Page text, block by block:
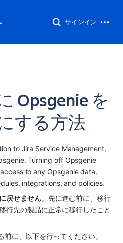
サインイン
Opsgenie を
する方法
to Jira Service Management,
Turning off Opsgenie
to any Opsgenie data,
integrations, and policies.
戻せません。先に進む前に、移行
行先の製品に正常に移行したこと
に、以下を行ってください。